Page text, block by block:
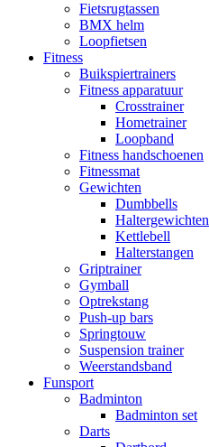
Fietsrugtassen
BMX helm
Loopfietsen
Fitness
Buikspiertrainers
Fitness apparatuur
Crosstrainer
Hometrainer
Loopband
Fitness handschoenen
Fitnessmat
Gewichten
Dumbbells
Haltergewichten
Kettlebell
Halterstangen
Griptrainer
Gymball
Optrekstang
Push-up bars
Springtouw
Suspension trainer
Weerstandsband
Funsport
Badminton
Badminton set
Darts